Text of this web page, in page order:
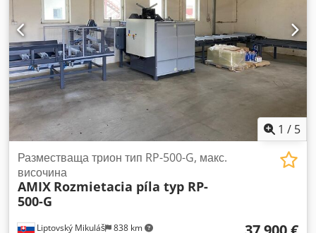
1 / 5
Liptovský Mikuláš 838 km
Разместваща трион тип RP-500-G, макс.
височина
AMIX Rozmietacia píla typ RP-
500-G